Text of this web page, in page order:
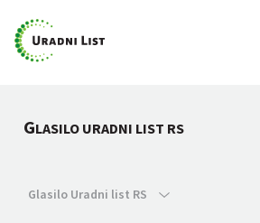
GLASILO URADNI LIST RS
Glasilo Uradni list RS